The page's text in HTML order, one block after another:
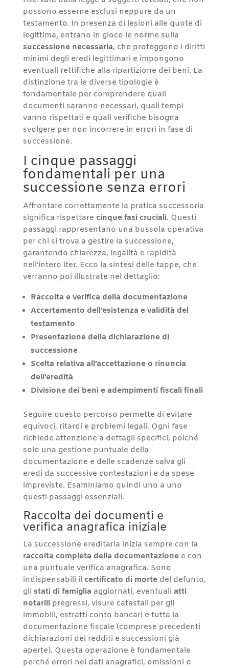
possono esserne esclusi neppure da un
testamento. In presenza di lesioni alle quote di
legittima, entrano in gioco le norme sulla
successione necessaria, che proteggono i diritti
minimi degli eredi legittimari e impongono
eventuali rettifiche alla ripartizione dei beni. La
distinzione tra le diverse tipologie è
fondamentale per comprendere quali
documenti saranno necessari, quali tempi
vanno rispettati e quali verifiche bisogna
svolgere per non incorrere in errori in fase di
successione.
I cinque passaggi
fondamentali per una
successione senza errori
Affrontare correttamente la pratica successoria
significa rispettare cinque fasi cruciali. Questi
passaggi rappresentano una bussola operativa
per chi si trova a gestire la successione,
garantendo chiarezza, legalità e rapidità
nell’intero iter. Ecco la sintesi delle tappe, che
verranno poi illustrate nel dettaglio:
Raccolta e verifica della documentazione
Accertamento dell’esistenza e validità del
testamento
Presentazione della dichiarazione di
successione
Scelta relativa all’accettazione o rinuncia
dell’eredità
Divisione dei beni e adempimenti fiscali finali
Seguire questo percorso permette di evitare
equivoci, ritardi e problemi legali. Ogni fase
richiede attenzione a dettagli specifici, poiché
solo una gestione puntuale della
documentazione e delle scadenze salva gli
eredi da successive contestazioni e da spese
impreviste. Esaminiamo quindi uno a uno
questi passaggi essenziali.
Raccolta dei documenti e
verifica anagrafica iniziale
La successione ereditaria inizia sempre con la
raccolta completa della documentazionee con
una puntuale verifica anagrafica. Sono
indispensabili il certificato di mortedel defunto,
gli stati di famiglia aggiornati, eventuali atti
notarilipregressi, visure catastali per gli
immobili, estratti conto bancari e tutta la
documentazione fiscale (comprese precedenti
dichiarazioni dei redditi e successioni già
aperte). Questa operazione è fondamentale
perché errori nei dati anagrafici, omissioni o